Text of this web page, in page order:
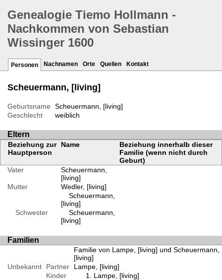
Genealogie Tiemo Hollmann -
Nachkommen von Sebastian
Wissinger 1600
Personen Nachnamen Orte Quellen Kontakt
Scheuermann, [living]
Geburtsname
Scheuermann, [living]
Geschlecht
weiblich
Eltern
Beziehung zur
Hauptperson
Name
Beziehung innerhalb dieser
Familie (wenn nicht durch
Geburt)
Vater
Scheuermann,
[living]
Mutter
Wedler, [living]
Scheuermann,
[living]
Schwester
Scheuermann,
[living]
Familien
Familie von Lampe, [living] und Scheuermann,
[living]
Unbekannt
Partner
Lampe, [living]
Kinder
Lampe, [living]